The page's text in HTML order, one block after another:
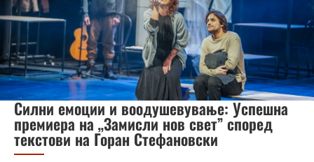
Силни емоции и воодушевување: Успешна
премиера на „Замисли нов свет” според
текстови на Горан Стефановски